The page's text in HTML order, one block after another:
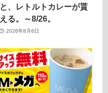
と、レトルトカレーが貰
える。～8/26。
2026年8月6日